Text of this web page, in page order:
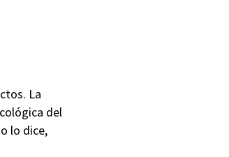
La
del
lo dice,